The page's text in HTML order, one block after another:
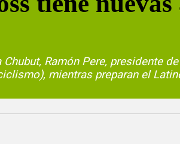
Chubut, Ramón Pere, presidente
mientras preparan el